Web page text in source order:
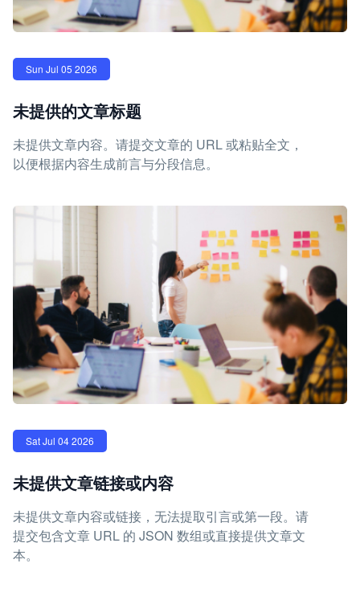
Sun Jul 05 2026
未提供的文章标题
未提供文章内容。请提交文章的 URL 或粘贴全文，
以便根据内容生成前言与分段信息。
Sat Jul 04 2026
未提供文章链接或内容
未提供文章内容或链接，无法提取引言或第一段。请
提交包含文章 URL 的 JSON 数组或直接提供文章文
本。